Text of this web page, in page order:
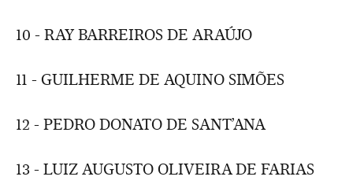
10 - RAY BARREIROS DE ARAÚJO
11 - GUILHERME DE AQUINO SIMÕES
12 - PEDRO DONATO DE SANT’ANA
13 - LUIZ AUGUSTO OLIVEIRA DE FARIAS